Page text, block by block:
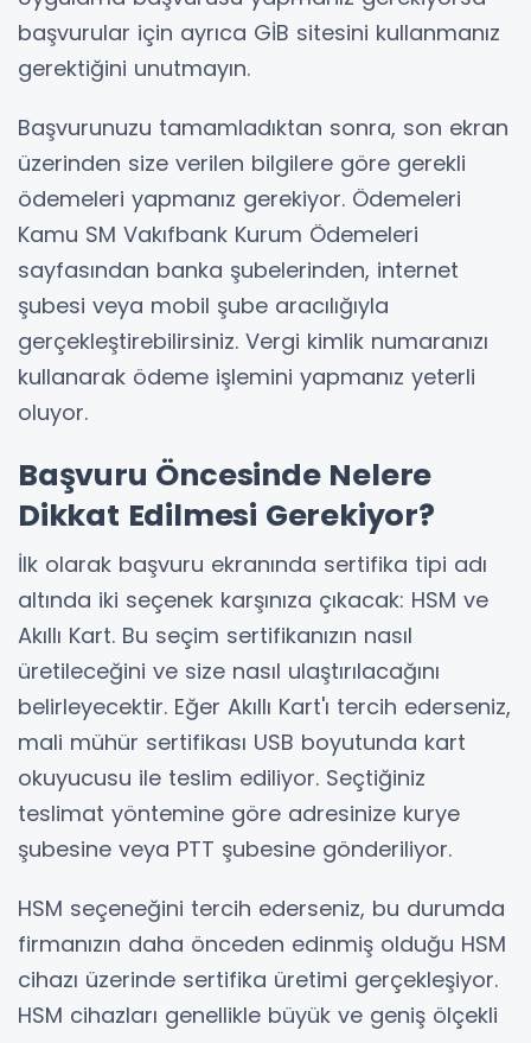
başvurular için ayrıca GİB sitesini kullanmanız
gerektiğini unutmayın.
Başvurunuzu tamamladıktan sonra, son ekran
üzerinden size verilen bilgilere göre gerekli
ödemeleri yapmanız gerekiyor. Ödemeleri
Kamu SM Vakıfbank Kurum Ödemeleri
sayfasından banka şubelerinden, internet
şubesi veya mobil şube aracılığıyla
gerçekleştirebilirsiniz. Vergi kimlik numaranızı
kullanarak ödeme işlemini yapmanız yeterli
oluyor.
Başvuru Öncesinde Nelere
Dikkat Edilmesi Gerekiyor?
İlk olarak başvuru ekranında sertifika tipi adı
altında iki seçenek karşınıza çıkacak: HSM ve
Akıllı Kart. Bu seçim sertifikanızın nasıl
üretileceğini ve size nasıl ulaştırılacağını
belirleyecektir. Eğer Akıllı Kart'ı tercih ederseniz,
mali mühür sertifikası USB boyutunda kart
okuyucusu ile teslim ediliyor. Seçtiğiniz
teslimat yöntemine göre adresinize kurye
şubesine veya PTT şubesine gönderiliyor.
HSM seçeneğini tercih ederseniz, bu durumda
firmanızın daha önceden edinmiş olduğu HSM
cihazı üzerinde sertifika üretimi gerçekleşiyor.
HSM cihazları genellikle büyük ve geniş ölçekli